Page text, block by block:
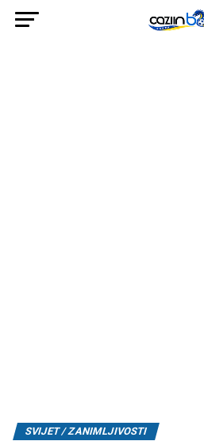
SVIJET / ZANIMLJIVOSTI